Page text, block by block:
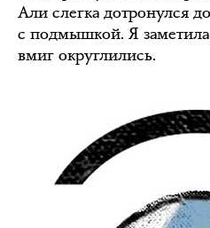
Али слегка дотронулся
с подмышкой. Я
вмиг округлились.